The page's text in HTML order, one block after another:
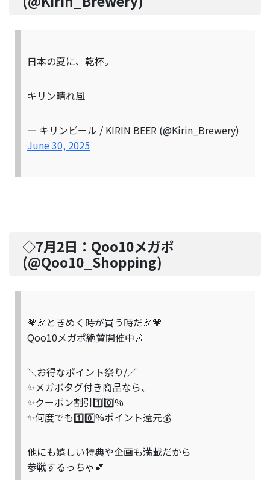
日本の夏に、乾杯。
キリン晴れ風
— キリンビール / KIRIN BEER (@Kirin_Brewery)
June 30, 2025
◇7月2日： Qoo10メガポ
(@Qoo10_Shopping)
💗🎉ときめく時が買う時だ🎉💗
Qoo10メガポ絶賛開催中🎶
＼お得なポイント祭り/／
✨メガポタグ付き商品なら、
✨クーポン割引1️⃣0️⃣%
✨何度でも1️⃣0️⃣%ポイント還元💰️
他にも嬉しい特典や企画も満載だから
参戦するっちゃ💕